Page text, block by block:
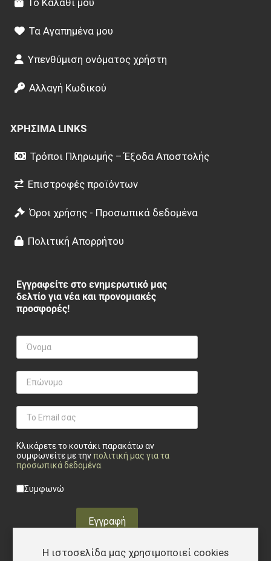
Το Καλάθι μου
Τα Αγαπημένα μου
Υπενθύμιση ονόματος χρήστη
Αλλαγή Κωδικού
ΧΡΉΣΙΜΑ LINKS
Τρόποι Πληρωμής – Έξοδα Αποστολής
Επιστροφές προϊόντων
Όροι χρήσης - Προσωπικά δεδομένα
Πολιτική Απορρήτου
Εγγραφείτε στο ενημερωτικό μας
δελτίο για νέα και προνομιακές
προσφορές!
Κλικάρετε το κουτάκι παρακάτω αν
συμφωνείτε με τηνπολιτική μας για τα
προσωπικά δεδομένα.
Privacy checkbox
Συμφωνώ
Εγγραφή
Η ιστοσελίδα μας χρησιμοποιεί cookies